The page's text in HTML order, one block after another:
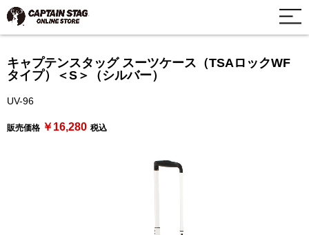
キャプテンスタッグ スーツケース（TSAロックWF
タイプ）＜S＞（シルバー）
UV-96
販売価格 ￥16,280 税込